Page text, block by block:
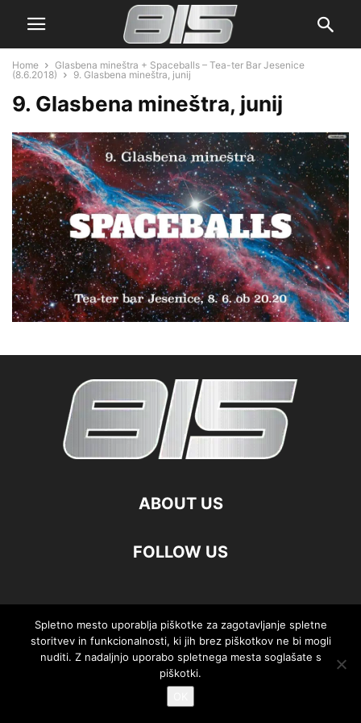
Home
Glasbena mineštra + Spaceballs – Tea-ter Bar Jesenice
(8.6.2018)
9. Glasbena mineštra, junij
9. Glasbena mineštra, junij
ABOUT US
FOLLOW US
©
Spletno mesto uporablja piškotke za zagotavljanje spletne
storitvev in funkcionalnosti, ki jih brez piškotkov ne bi mogli
nuditi. Z nadaljnjo uporabo spletnega mesta soglašate s
piškotki.